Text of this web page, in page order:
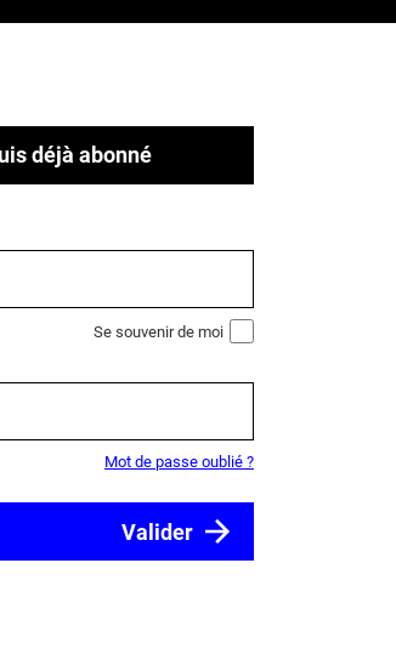
déjà abonné
Se souvenir de moi
Mot de passe oublié ?